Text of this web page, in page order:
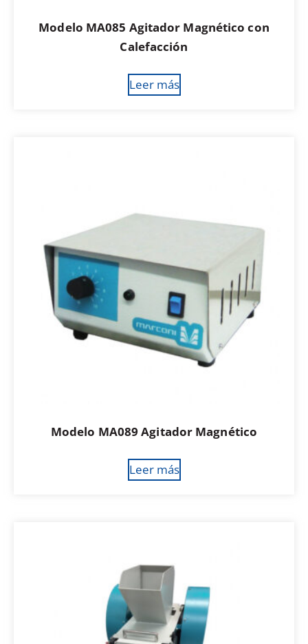
Modelo MA085 Agitador Magnético con
Calefacción
Leer más
Modelo MA089 Agitador Magnético
Leer más